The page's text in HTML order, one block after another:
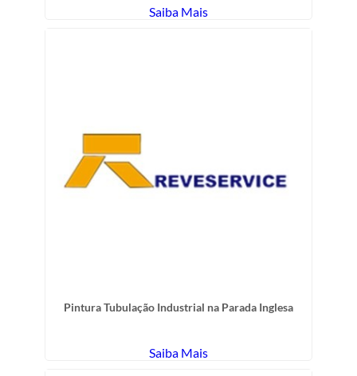
Saiba Mais
Pintura Tubulação Industrial na Parada Inglesa
Saiba Mais